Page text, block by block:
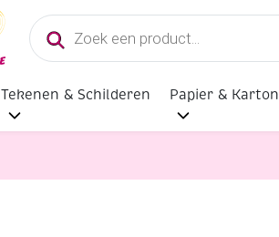
Producten
zoeken
Tekenen & Schilderen Papier & Karton